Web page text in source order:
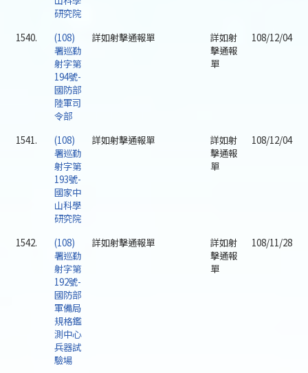
研究院
1540.
(108)
署巡勤
射字第
194號-
國防部
陸軍司
令部
詳如射擊通報單
詳如射
擊通報
單
108/12/04
1541.
(108)
署巡勤
射字第
193號-
國家中
山科學
研究院
詳如射擊通報單
詳如射
擊通報
單
108/12/04
1542.
(108)
署巡勤
射字第
192號-
國防部
軍備局
規格鑑
測中心
兵器試
驗場
詳如射擊通報單
詳如射
擊通報
單
108/11/28